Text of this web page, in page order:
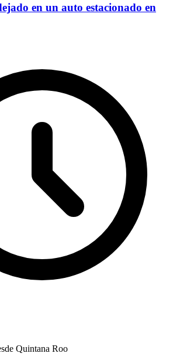
en un auto estacionado en
Quintana Roo